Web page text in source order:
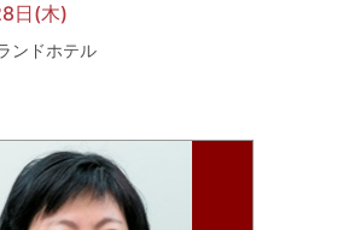
日(木)
ンドホテル